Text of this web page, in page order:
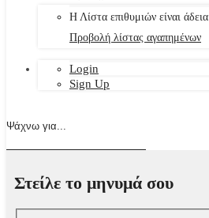
Η Λίστα επιθυμιών είναι άδεια
Προβολή λίστας αγαπημένων
Login
Sign Up
Στείλε το μηνυμά σου